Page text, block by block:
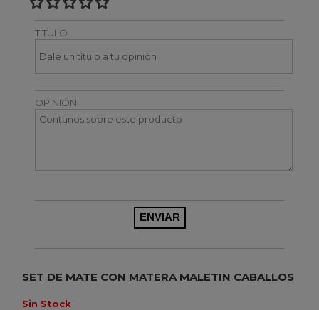
TÍTULO
OPINIÓN
SET DE MATE CON MATERA MALETIN CABALLOS
Sin Stock